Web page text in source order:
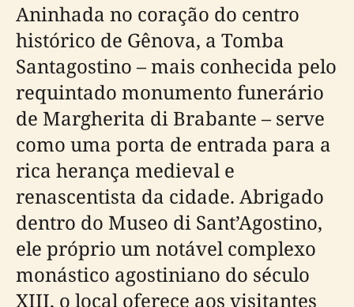
Aninhada no coração do centro
histórico de Gênova, a Tomba
Santagostino – mais conhecida pelo
requintado monumento funerário
de Margherita di Brabante – serve
como uma porta de entrada para a
rica herança medieval e
renascentista da cidade. Abrigado
dentro do Museo di Sant’Agostino,
ele próprio um notável complexo
monástico agostiniano do século
XIII, o local oferece aos visitantes